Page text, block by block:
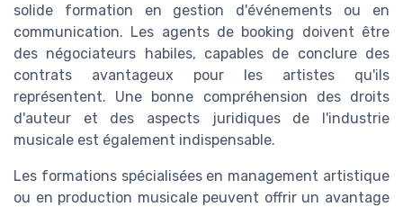
solide formation en gestion d'événements ou en
communication. Les agents de booking doivent être
des négociateurs habiles, capables de conclure des
contrats avantageux pour les artistes qu'ils
représentent. Une bonne compréhension des droits
d'auteur et des aspects juridiques de l'industrie
musicale est également indispensable.
Les formations spécialisées en management artistique
ou en production musicale peuvent offrir un avantage